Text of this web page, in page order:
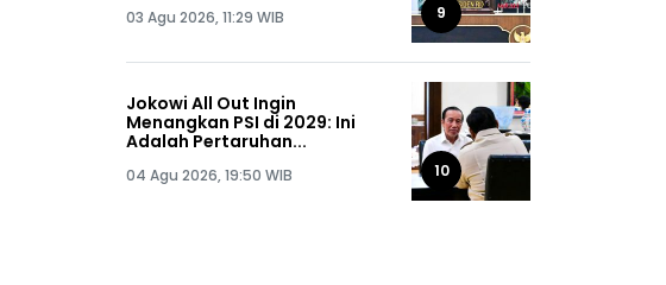
03 Agu 2026, 11:29 WIB 9
Jokowi All Out Ingin
Menangkan PSI di 2029: Ini
Adalah Pertaruhan...
04 Agu 2026, 19:50 WIB 10